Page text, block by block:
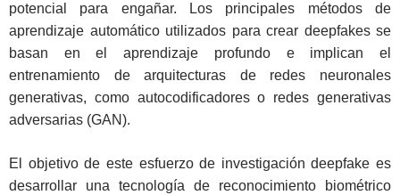
potencial para engañar. Los principales métodos de
aprendizaje automático utilizados para crear deepfakes se
basan en el aprendizaje profundo e implican el
entrenamiento de arquitecturas de redes neuronales
generativas, como autocodificadores o redes generativas
adversarias (GAN).
El objetivo de este esfuerzo de investigación deepfake es
desarrollar una tecnología de reconocimiento biométrico